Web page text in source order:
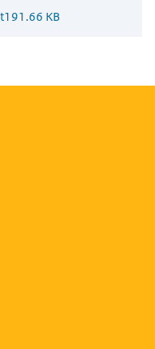
191.66 KB